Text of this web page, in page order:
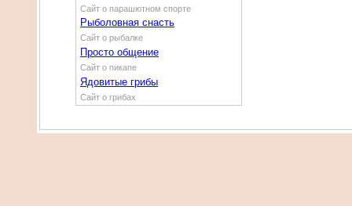
Сайт о парашютном спорте
Рыболовная снасть
Сайт о рыбалке
Просто общение
Сайт о пикапе
Ядовитые грибы
Сайт о грибах